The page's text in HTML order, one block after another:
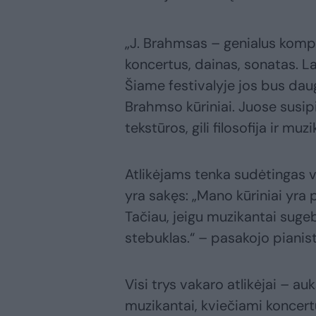
„J. Brahmsas – genialus
koncertus, dainas, sonatas.
Šiame festivalyje jos bus
Brahmso kūriniai. Juose
tekstūros, gili filosofija ir
Atlikėjams tenka sudėtingas
yra sakęs: „Mano kūriniai
Tačiau, jeigu muzikantai
stebuklas.“ – pasakojo
Visi trys vakaro atlikėjai –
muzikantai, kviečiami